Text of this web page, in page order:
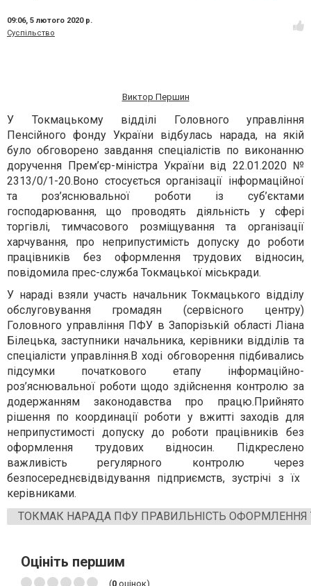
09:06, 5 лютого 2020 р.
Суспільство
Виктор Першин
У Токмацькому відділі Головного управління
Пенсійного фонду України відбулась нарада, на якій
було обговорено завдання спеціалістів по виконанню
доручення Прем’єр-міністра України від 22.01.2020 №
2313/0/1-20. Воно стосуєтьсяорганізації інформаційної
та роз’яснювальної роботи із суб’єктами
господарювання, що проводять діяльність у сфері
торгівлі, тимчасового розміщування та організації
харчування, про неприпустимість допуску до роботи
працівників без оформлення трудових відносин,
повідомила прес-служба Токмацької міськради.
У нараді взяли участь начальник Токмацького відділу
обслуговування громадян (сервісного центру)
Головного управління ПФУ в Запорізькій області Ліана
Білецька, заступники начальника, керівники відділів та
спеціалісти управління. В ході обговорення підбивались
підсумки початкового етапу інформаційно-
роз’яснювальної роботи щодо здійснення контролю за
додержанням законодавства про працю. Прийнято
рішення по координаціїроботи увжиттізаходів для
неприпустимості допуску до роботи працівників без
оформлення трудових відносин. Підкреслено
важливість регулярного контролю через
безпосереднєвідвідування підприємств, зустрічі з їх
керівниками.
ТОКМАК НАРАДА ПФУ ПРАВИЛЬНІСТЬ ОФОРМЛЕННЯ
Оцініть першим
(0 оцінок)